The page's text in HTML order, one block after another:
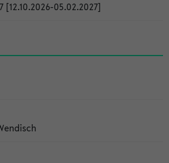
[12.10.2026-05.02.2027]